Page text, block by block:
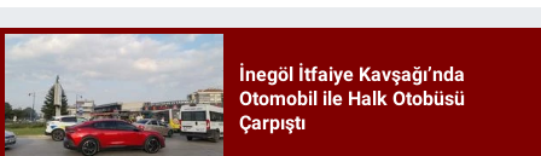
İnegöl İtfaiye Kavşağı’nda
Otomobil ile Halk Otobüsü
Çarpıştı